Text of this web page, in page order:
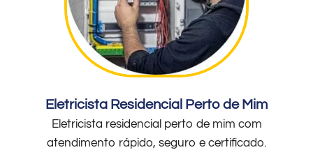
Eletricista Residencial Perto de Mim
Eletricista residencial perto de mim com
atendimento rápido, seguro e certificado.